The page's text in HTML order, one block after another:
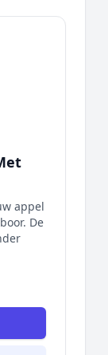
appel
De